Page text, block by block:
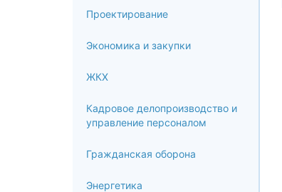
Проектирование
Экономика и закупки
ЖКХ
Кадровое делопроизводство и
управление персоналом
Гражданская оборона
Энергетика